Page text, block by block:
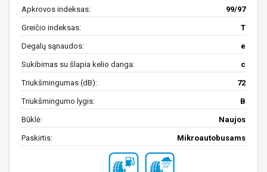
Apkrovos indeksas: 99/97
Greičio indeksas: T
Degalų sąnaudos: e
Sukibimas su šlapia kelio danga: c
Triukšmingumas (dB): 72
Triukšmingumo lygis: B
Būklė: Naujos
Paskirtis: Mikroautobusams